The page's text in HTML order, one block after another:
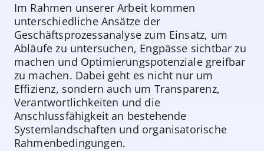
Im Rahmen unserer Arbeit kommen
unterschiedliche Ansätze der
Geschäftsprozessanalyse zum Einsatz, um
Abläufe zu untersuchen, Engpässe sichtbar zu
machen und Optimierungspotenziale greifbar
zu machen. Dabei geht es nicht nur um
Effizienz, sondern auch um Transparenz,
Verantwortlichkeiten und die
Anschlussfähigkeit an bestehende
Systemlandschaften und organisatorische
Rahmenbedingungen.